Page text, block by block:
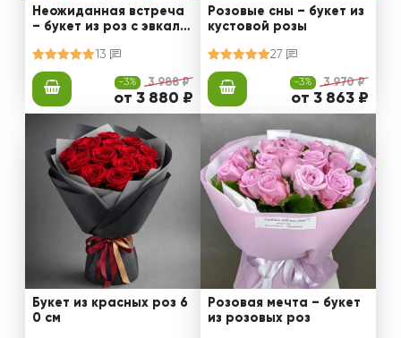
Неожиданная встреча
– букет из роз с эвкали
13
-3% 3 988 ₽
от 3 880 ₽
Розовые сны – букет из
кустовой розы
27
-3% 3 970 ₽
от 3 863 ₽
Букет из красных роз 6
0 см
Розовая мечта – букет
из розовых роз